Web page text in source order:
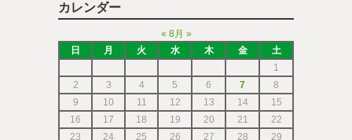
カレンダー
« 8月 »
日
月 火 水 木 金
土
1
2
3 4 5 6 7
8
9
10 11 12 13 14
15
16
17 18 19 20 21
22
23
24 25 26 27 28 29